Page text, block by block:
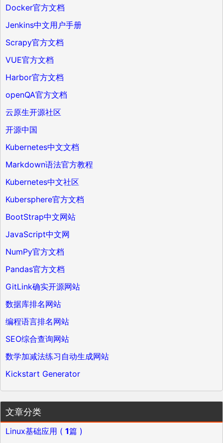
Docker官方文档
Jenkins中文用户手册
Scrapy官方文档
VUE官方文档
Harbor官方文档
openQA官方文档
云原生开源社区
开源中国
Kubernetes中文文档
Markdown语法官方教程
Kubernetes中文社区
Kubersphere官方文档
BootStrap中文网站
JavaScript中文网
NumPy官方文档
Pandas官方文档
GitLink确实开源网站
数据库排名网站
编程语言排名网站
SEO综合查询网站
数学加减法练习自动生成网站
Kickstart Generator
文章分类
Linux基础应用 ( 1篇 )